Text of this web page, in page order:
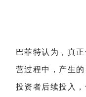
巴菲特认为，真
营过程中，产生
投资者后续投入